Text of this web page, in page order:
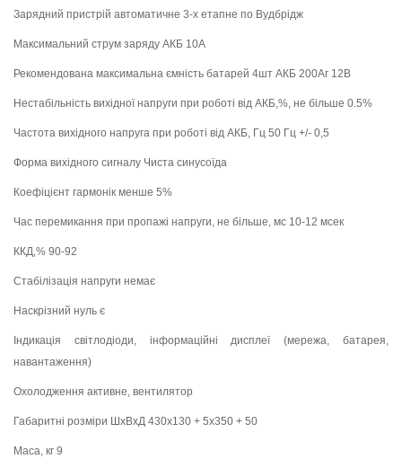
Зарядний пристрій автоматичне 3-х етапне по Вудбрідж
Максимальний струм заряду АКБ 10A
Рекомендована максимальна ємність батарей 4шт АКБ 200Аг 12В
Нестабільність вихідної напруги при роботі від АКБ,%, не більше 0.5%
Частота вихідного напруга при роботі від АКБ, Гц 50 Гц +/- 0,5
Форма вихідного сигналу Чиста синусоїда
Коефіцієнт гармонік менше 5%
Час перемикання при пропажі напруги, не більше, мс 10-12 мсек
ККД,% 90-92
Стабілізація напруги немає
Наскрізний нуль є
Індикація світлодіоди, інформаційні дисплеї(мережа, батарея,
навантаження)
Охолодження активне, вентилятор
Габаритні розміри ШхВхД 430х130 + 5х350 + 50
Маса, кг 9